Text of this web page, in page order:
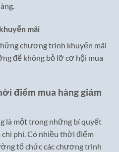
mãi
chương trình khuyến mãi
để không bỏ lỡ cơ hội mua
điểm mua hàng giảm
là một trong những bí quyết
phí. Có nhiều thời điểm
tổ chức các chương trình